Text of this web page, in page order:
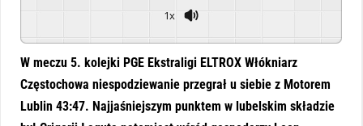
1x
W meczu 5. kolejki PGE Ekstraligi ELTROX Włókniarz
Częstochowa niespodziewanie przegrał u siebie z Motorem
Lublin 43:47. Najjaśniejszym punktem w lubelskim składzie